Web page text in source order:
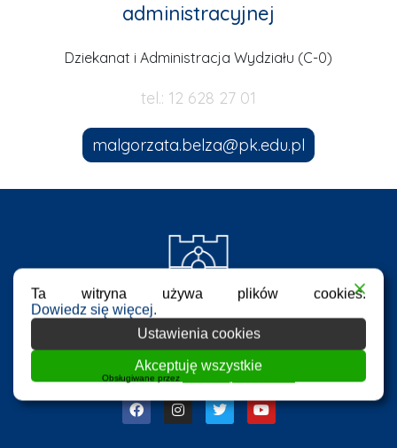
administracyjnej
Dziekanat i Administracja Wydziału (C-0)
tel.: 12 628 27 01
malgorzata.belza@pk.edu.pl
Ta witryna używa plików cookies.
Dowiedz się więcej.
Ustawienia cookies
Akceptuję wszystkie
Obsługiwane przez